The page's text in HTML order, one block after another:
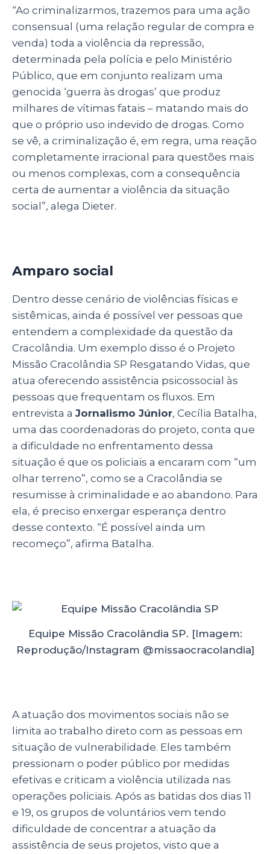
“Ao criminalizarmos, trazemos para uma ação
consensual (uma relação regular de compra e
venda) toda a violência da repressão,
determinada pela polícia e pelo Ministério
Público, que em conjunto realizam uma
genocida ‘guerra às drogas’ que produz
milhares de vítimas fatais – matando mais do
que o próprio uso indevido de drogas. Como
se vê, a criminalização é, em regra, uma reação
completamente irracional para questões mais
ou menos complexas, com a consequência
certa de aumentar a violência da situação
social”, alega Dieter.
Amparo social
Dentro desse cenário de violências físicas e
sistêmicas, ainda é possível ver pessoas que
entendem a complexidade da questão da
Cracolândia. Um exemplo disso é o Projeto
Missão Cracolândia SP Resgatando Vidas, que
atua oferecendo assistência psicossocial às
pessoas que frequentam os fluxos. Em
entrevista a Jornalismo Júnior, Cecília Batalha,
uma das coordenadoras do projeto, conta que
a dificuldade no enfrentamento dessa
situação é que os policiais a encaram com “um
olhar terreno”, como se a Cracolândia se
resumisse à criminalidade e ao abandono. Para
ela, é preciso enxergar esperança dentro
desse contexto. “É possível ainda um
recomeço”, afirma Batalha.
Equipe Missão Cracolândia SP. [Imagem:
Reprodução/Instagram @missaocracolandia]
A atuação dos movimentos sociais não se
limita ao trabalho direto com as pessoas em
situação de vulnerabilidade. Eles também
pressionam o poder público por medidas
efetivas e criticam a violência utilizada nas
operações policiais. Após as batidas dos dias 11
e 19, os grupos de voluntários vem tendo
dificuldade de concentrar a atuação da
assistência de seus projetos, visto que a